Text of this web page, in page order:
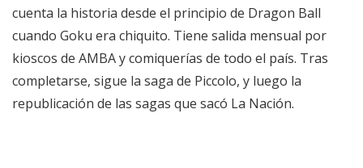
cuenta la historia desde el principio de Dragon Ball
cuando Goku era chiquito. Tiene salida mensual por
kioscos de AMBA y comiquerías de todo el país. Tras
completarse, sigue la saga de Piccolo, y luego la
republicación de las sagas que sacó La Nación.